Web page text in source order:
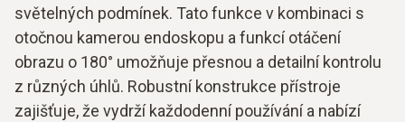
světelných podmínek. Tato funkce v kombinaci s
otočnou kamerou endoskopu a funkcí otáčení
obrazu o 180° umožňuje přesnou a detailní kontrolu
z různých úhlů. Robustní konstrukce přístroje
zajišťuje, že vydrží každodenní používání a nabízí